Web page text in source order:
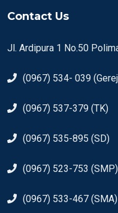
Contact Us
Jl. Ardipura 1 No.50
(0967) 534- 039
(0967) 537-379 (TK)
(0967) 535-895 (SD)
(0967) 523-753 (SMP)
(0967) 533-467 (SMA)